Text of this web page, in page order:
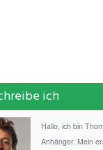
ich
Hallo, ich bin
Anhänger. Mein